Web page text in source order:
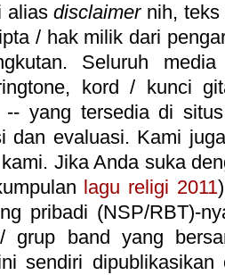
aliasdisclaimernih, teks
/ hak milik dari
Seluruh
kord / kunci
-- yang tersedia di
dan evaluasi. Kami
Jika Anda suka
lagu religi 2011
pribadi (NSP/RBT)-
grup band yang
sendiri